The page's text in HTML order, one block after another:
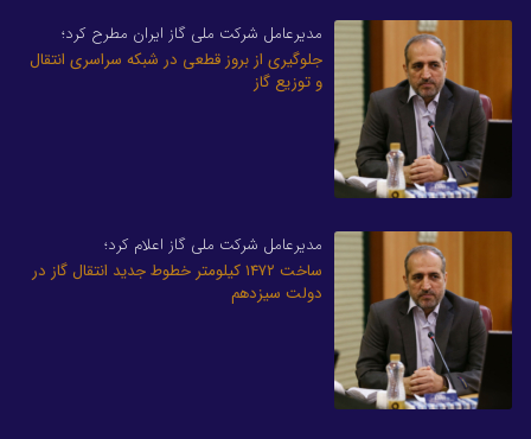
مدیرعامل شرکت ملی گاز ایران مطرح کرد؛
جلوگیری از بروز قطعی در شبکه سراسری انتقال
و توزیع گاز
مدیرعامل شرکت ملی گاز اعلام کرد؛
ساخت ۱۴۷۲ کیلومتر خطوط جدید انتقال گاز در
دولت سیزدهم